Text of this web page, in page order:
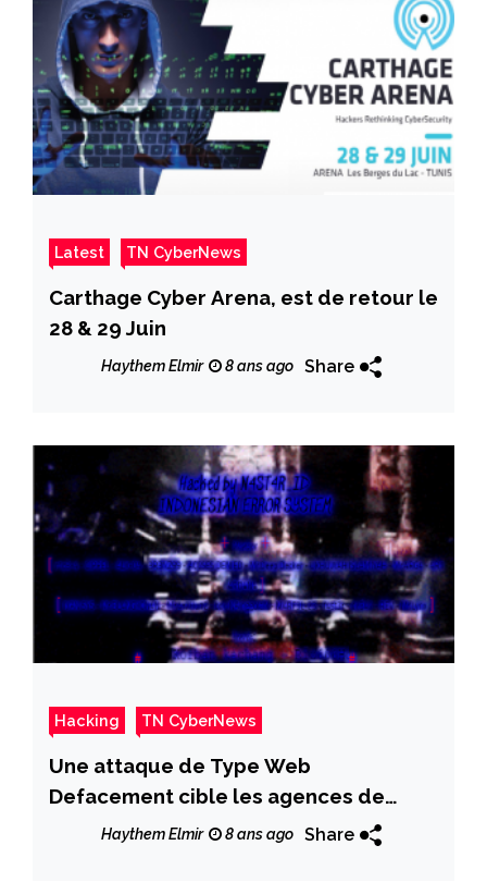
Latest TN CyberNews
Carthage Cyber Arena, est de retour le
28 & 29 Juin
Haythem Elmir 8 ans ago Share
Hacking TN CyberNews
Une attaque de Type Web
Defacement cible les agences de
voyages Tunisiennes
Haythem Elmir 8 ans ago Share